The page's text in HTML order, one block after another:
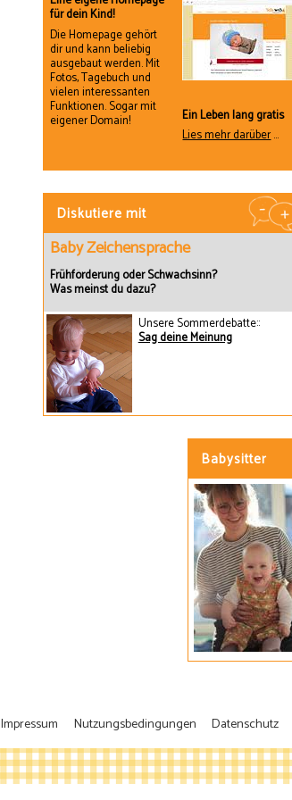
für dein Kind!
Die Homepage gehört
dir und kann beliebig
ausgebaut werden. Mit
Fotos, Tagebuch und
vielen interessanten
Funktionen. Sogar mit
eigener Domain!
Ein Leben lang gratis
Lies mehr darüber...
Diskutiere mit
Baby Zeichensprache
Frühförderung oder Schwachsinn?
Was meinst du dazu?
Unsere Sommerdebatte::
Sag deine Meinung
Babysitter
Impressum Nutzungsbedingungen Datenschutz